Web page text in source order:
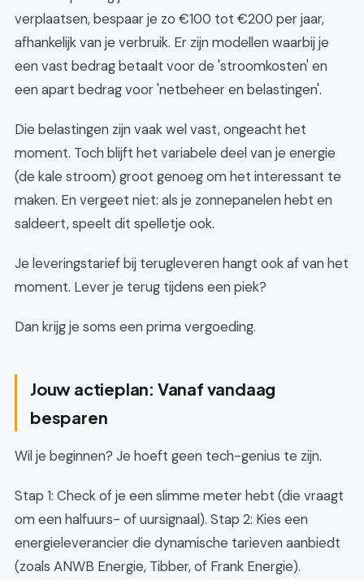
verplaatsen, bespaar je zo €100 tot €200 per jaar,
afhankelijk van je verbruik. Er zijn modellen waarbij je
een vast bedrag betaalt voor de 'stroomkosten' en
een apart bedrag voor 'netbeheer en belastingen'.
Die belastingen zijn vaak wel vast, ongeacht het
moment. Toch blijft het variabele deel van je energie
(de kale stroom) groot genoeg om het interessant te
maken. En vergeet niet: als je zonnepanelen hebt en
saldeert, speelt dit spelletje ook.
Je leveringstarief bij terugleveren hangt ook af van het
moment. Lever je terug tijdens een piek?
Dan krijg je soms een prima vergoeding.
Jouw actieplan: Vanaf vandaag
besparen
Wil je beginnen? Je hoeft geen tech-genius te zijn.
Stap 1: Check of je een slimme meter hebt (die vraagt
om een halfuurs- of uursignaal). Stap 2: Kies een
energieleverancier die dynamische tarieven aanbiedt
(zoals ANWB Energie, Tibber, of Frank Energie).